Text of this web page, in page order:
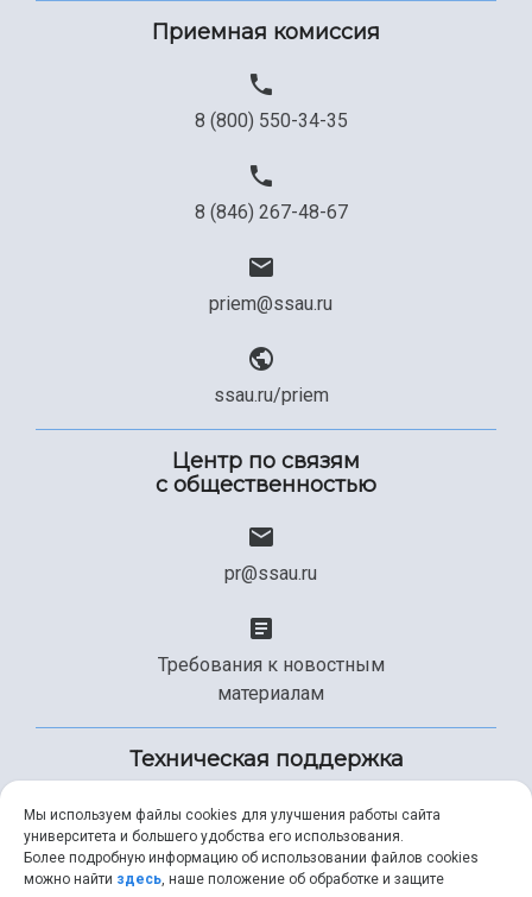
Приемная комиссия
8 (800) 550-34-35
8 (846) 267-48-67
priem@ssau.ru
ssau.ru/priem
Центр по связям
с общественностью
pr@ssau.ru
Требования к новостным
материалам
Техническая поддержка
+7 (846) 267-49-99
Мы используем файлы cookies для улучшения работы сайта
университета и большего удобства его использования.
Более подробную информацию об использовании файлов cookies
можно найти здесь, наше положение об обработке и защите